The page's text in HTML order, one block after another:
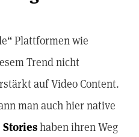
Plattformen wie
Trend nicht
auf Video Content.
man auch hier native
Storieshaben ihren Weg